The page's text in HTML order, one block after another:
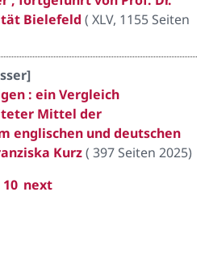
Bielefeld ( XLV, 1155 Seiten
: ein Vergleich
Mittel der
englischen und deutschen
Kurz( 397 Seiten 2025)
10 next